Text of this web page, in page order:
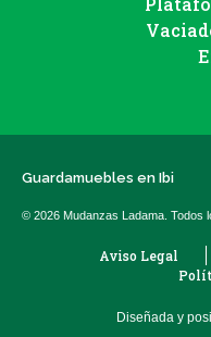
Guardamuebles en Ibi
© 2026 Mudanzas Ladama. Todos
Aviso Legal
Diseñada y